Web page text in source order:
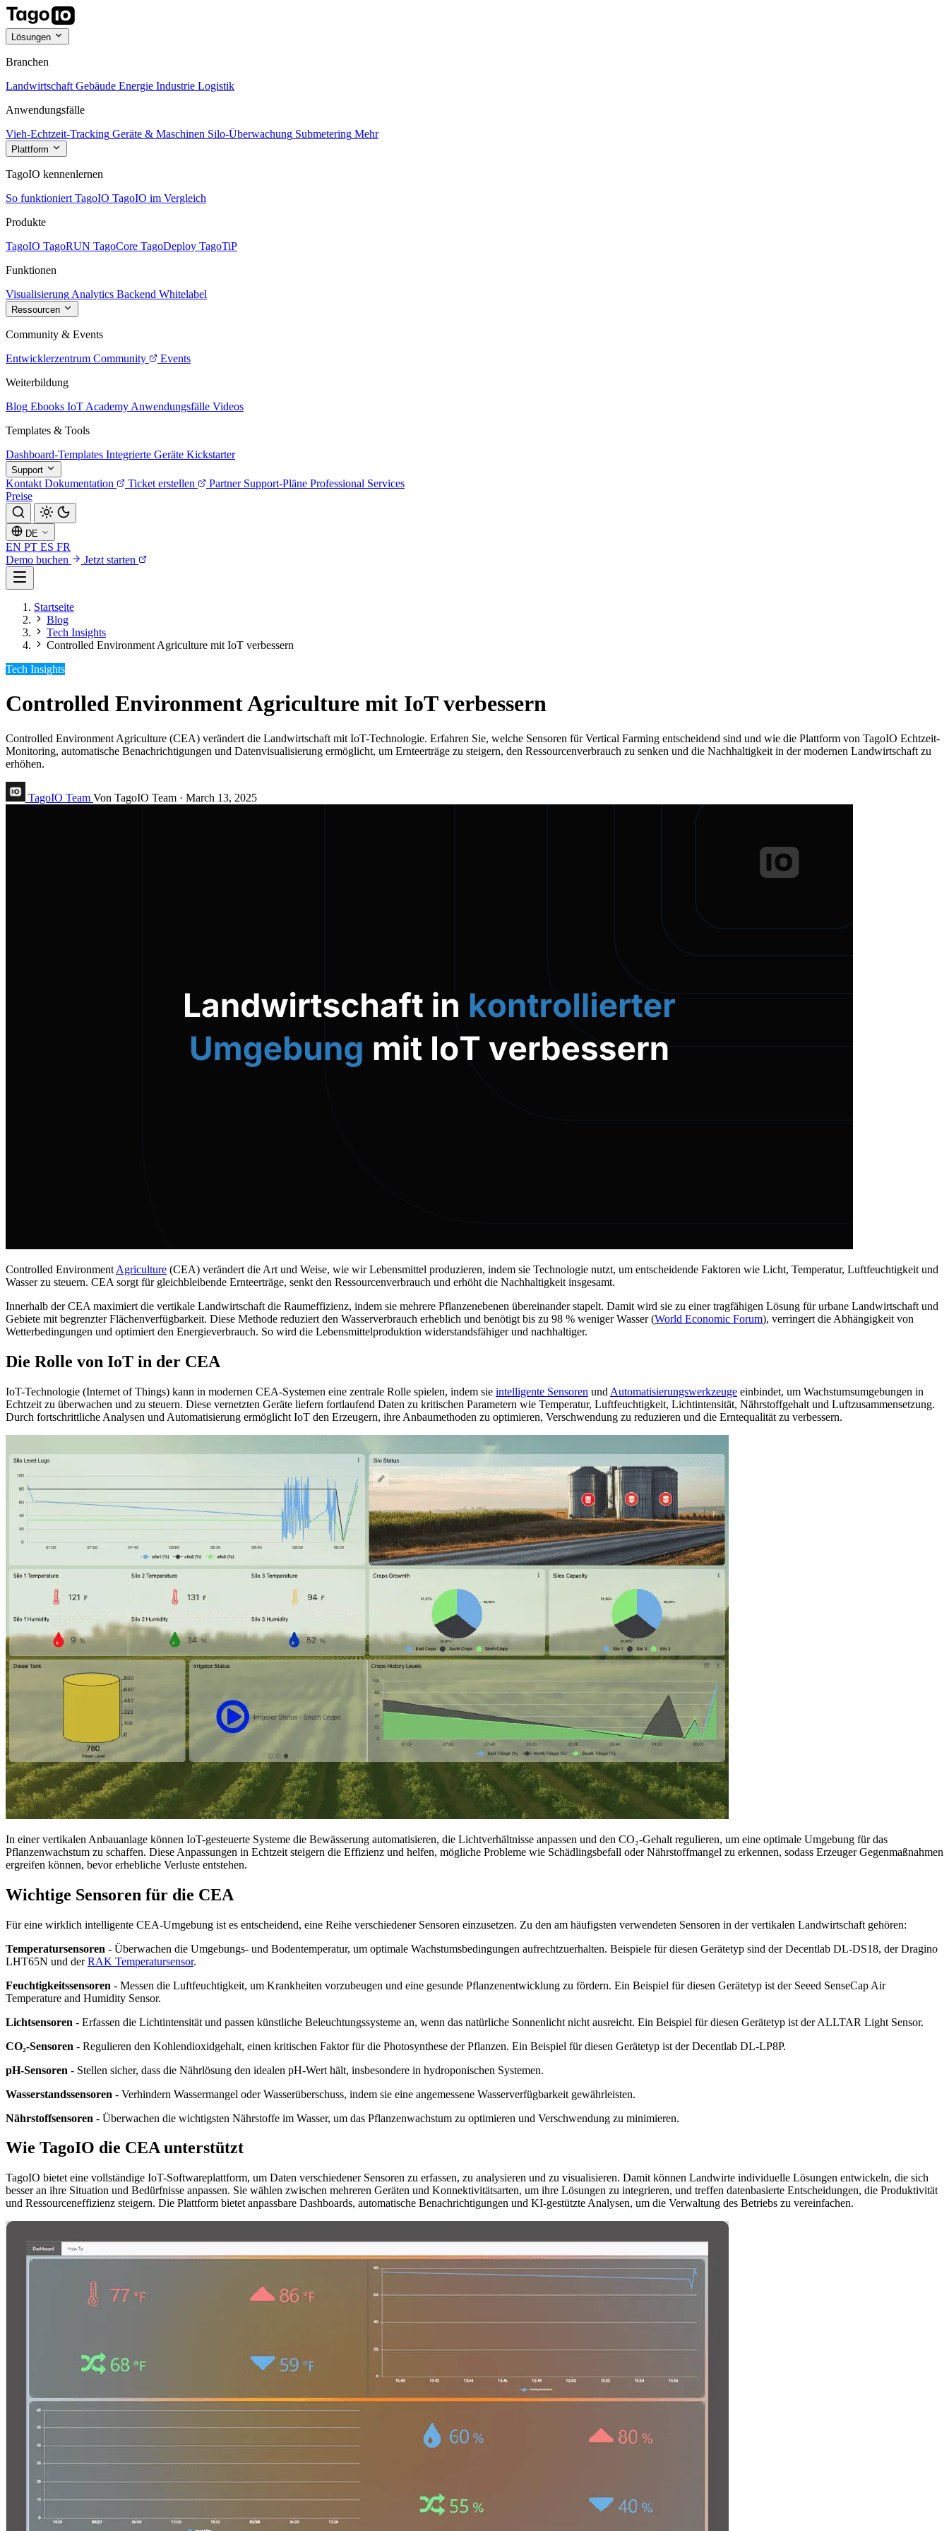
Lösungen
Branchen
Landwirtschaft Gebäude Energie Industrie Logistik
Anwendungsfälle
Vieh-Echtzeit-Tracking Geräte & Maschinen Silo-Überwachung Submetering Mehr
Plattform
TagoIO kennenlernen
So funktioniert TagoIO TagoIO im Vergleich
Produkte
TagoIO TagoRUN TagoCore TagoDeploy TagoTiP
Funktionen
Visualisierung Analytics Backend Whitelabel
Ressourcen
Community & Events
Entwicklerzentrum Community
Events
Weiterbildung
Blog Ebooks IoT Academy Anwendungsfälle Videos
Templates & Tools
Dashboard-Templates Integrierte Geräte Kickstarter
Support
Kontakt Dokumentation Ticket erstellen Partner Support-Pläne Professional Services
Preise
DE
EN PT ES FR
Demo buchen
Jetzt starten
Startseite
Blog
Tech Insights
Controlled Environment Agriculture mit IoT verbessern
Tech Insights
Controlled Environment Agriculture mit IoT verbessern
Controlled Environment Agriculture (CEA) verändert die Landwirtschaft mit IoT-Technologie. Erfahren Sie, welche Sensoren für Vertical Farming entscheidend sind und wie die Plattform von TagoIO Echtzeit-
Monitoring, automatische Benachrichtigungen und Datenvisualisierung ermöglicht, um Ernteerträge zu steigern, den Ressourcenverbrauch zu senken und die Nachhaltigkeit in der modernen Landwirtschaft zu
erhöhen.
TagoIO Team Von TagoIO Team · March 13, 2025
Controlled Environment Agriculture (CEA) verändert die Art und Weise, wie wir Lebensmittel produzieren, indem sie Technologie nutzt, um entscheidende Faktoren wie Licht, Temperatur, Luftfeuchtigkeit und
Wasser zu steuern. CEA sorgt für gleichbleibende Ernteerträge, senkt den Ressourcenverbrauch und erhöht die Nachhaltigkeit insgesamt.
Innerhalb der CEA maximiert die vertikale Landwirtschaft die Raumeffizienz, indem sie mehrere Pflanzenebenen übereinander stapelt. Damit wird sie zu einer tragfähigen Lösung für urbane Landwirtschaft und
Gebiete mit begrenzter Flächenverfügbarkeit. Diese Methode reduziert den Wasserverbrauch erheblich und benötigt bis zu 98 % weniger Wasser (World Economic Forum), verringert die Abhängigkeit von
Wetterbedingungen und optimiert den Energieverbrauch. So wird die Lebensmittelproduktion widerstandsfähiger und nachhaltiger.
Die Rolle von IoT in der CEA
IoT-Technologie (Internet of Things) kann in modernen CEA-Systemen eine zentrale Rolle spielen, indem sie intelligente Sensoren und Automatisierungswerkzeuge einbindet, um Wachstumsumgebungen in
Echtzeit zu überwachen und zu steuern. Diese vernetzten Geräte liefern fortlaufend Daten zu kritischen Parametern wie Temperatur, Luftfeuchtigkeit, Lichtintensität, Nährstoffgehalt und Luftzusammensetzung.
Durch fortschrittliche Analysen und Automatisierung ermöglicht IoT den Erzeugern, ihre Anbaumethoden zu optimieren, Verschwendung zu reduzieren und die Erntequalität zu verbessern.
In einer vertikalen Anbauanlage können IoT-gesteuerte Systeme die Bewässerung automatisieren, die Lichtverhältnisse anpassen und den CO₂-Gehalt regulieren, um eine optimale Umgebung für das
Pflanzenwachstum zu schaffen. Diese Anpassungen in Echtzeit steigern die Effizienz und helfen, mögliche Probleme wie Schädlingsbefall oder Nährstoffmangel zu erkennen, sodass Erzeuger Gegenmaßnahmen
ergreifen können, bevor erhebliche Verluste entstehen.
Wichtige Sensoren für die CEA
Für eine wirklich intelligente CEA-Umgebung ist es entscheidend, eine Reihe verschiedener Sensoren einzusetzen. Zu den am häufigsten verwendeten Sensoren in der vertikalen Landwirtschaft gehören:
Temperatursensoren - Überwachen die Umgebungs- und Bodentemperatur, um optimale Wachstumsbedingungen aufrechtzuerhalten. Beispiele für diesen Gerätetyp sind der Decentlab DL-DS18, der Dragino
LHT65N und derRAK Temperatursensor.
Feuchtigkeitssensoren - Messen die Luftfeuchtigkeit, um Krankheiten vorzubeugen und eine gesunde Pflanzenentwicklung zu fördern. Ein Beispiel für diesen Gerätetyp ist der Seeed SenseCap Air
Temperature and Humidity Sensor.
Lichtsensoren - Erfassen die Lichtintensität und passen künstliche Beleuchtungssysteme an, wenn das natürliche Sonnenlicht nicht ausreicht. Ein Beispiel für diesen Gerätetyp ist der ALLTAR Light Sensor.
CO₂-Sensoren - Regulieren den Kohlendioxidgehalt, einen kritischen Faktor für die Photosynthese der Pflanzen. Ein Beispiel für diesen Gerätetyp ist der Decentlab DL-LP8P.
pH-Sensoren - Stellen sicher, dass die Nährlösung den idealen pH-Wert hält, insbesondere in hydroponischen Systemen.
Wasserstandssensoren - Verhindern Wassermangel oder Wasserüberschuss, indem sie eine angemessene Wasserverfügbarkeit gewährleisten.
Nährstoffsensoren - Überwachen die wichtigsten Nährstoffe im Wasser, um das Pflanzenwachstum zu optimieren und Verschwendung zu minimieren.
Wie TagoIO die CEA unterstützt
TagoIO bietet eine vollständige IoT-Softwareplattform, um Daten verschiedener Sensoren zu erfassen, zu analysieren und zu visualisieren. Damit können Landwirte individuelle Lösungen entwickeln, die sich
besser an ihre Situation und Bedürfnisse anpassen. Sie wählen zwischen mehreren Geräten und Konnektivitätsarten, um ihre Lösungen zu integrieren, und treffen datenbasierte Entscheidungen, die Produktivität
und Ressourceneffizienz steigern. Die Plattform bietet anpassbare Dashboards, automatische Benachrichtigungen und KI-gestützte Analysen, um die Verwaltung des Betriebs zu vereinfachen.